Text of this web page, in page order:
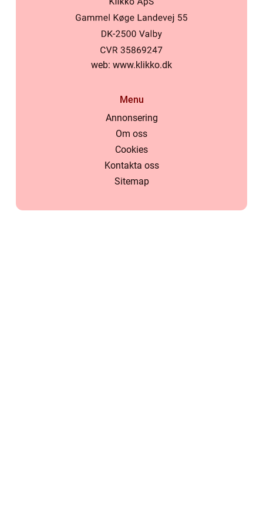
web: www.klikko.dk
Menu
Annonsering
Om oss
Cookies
Kontakta oss
Sitemap